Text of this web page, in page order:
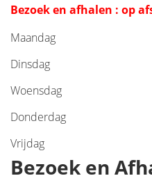
Bezoek en afhalen : op
Maandag
Dinsdag
Woensdag
Donderdag
Vrijdag
Bezoek en